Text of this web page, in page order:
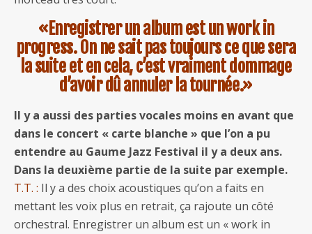
«Enregistrer un album est un work in
progress. On ne sait pas toujours ce que sera
la suite et en cela, c’est vraiment dommage
d’avoir dû annuler la tournée.»
Il y a aussi des parties vocales moins en avant que
dans le concert « carte blanche » que l’on a pu
entendre au Gaume Jazz Festival il y a deux ans.
Dans la deuxième partie de la suite par exemple.
T.T. : Il y a des choix acoustiques qu’on a faits en
mettant les voix plus en retrait, ça rajoute un côté
orchestral. Enregistrer un album est un « work in